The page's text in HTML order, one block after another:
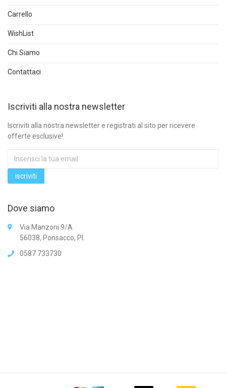
Carrello
WishList
Chi Siamo
Contattaci
Iscriviti alla nostra newsletter
Iscriviti alla nostra newsletter e registrati al sito per ricevere
offerte esclusive!
Dove siamo
Via Manzoni 9/A
56038, Ponsacco, PI.
0587 733730